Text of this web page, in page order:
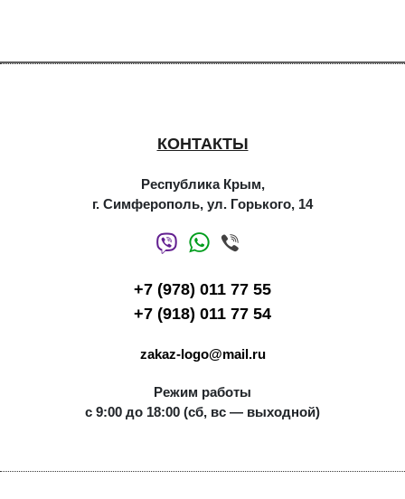
КОНТАКТЫ
Республика Крым,
г. Симферополь, ул. Горького, 14
+7 (978) 011 77 55
+7 (918) 011 77 54
zakaz-logo@mail.ru
Режим работы
с 9:00 до 18:00 (сб, вс — выходной)